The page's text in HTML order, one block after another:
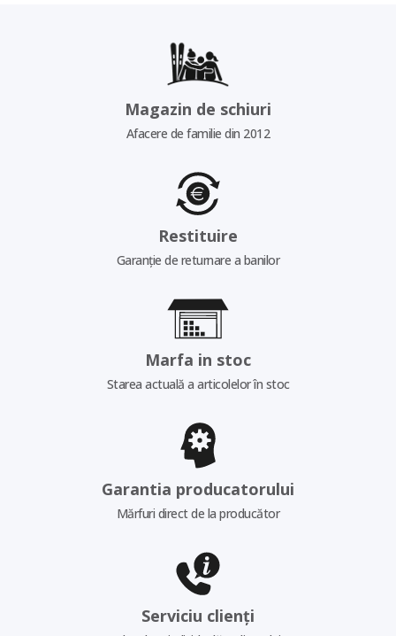
Magazin de schiuri
Afacere de familie din 2012
Restituire
Garanție de returnare a banilor
Marfa in stoc
Starea actuală a articolelor în stoc
Garantia producatorului
Mărfuri direct de la producător
Serviciu clienți